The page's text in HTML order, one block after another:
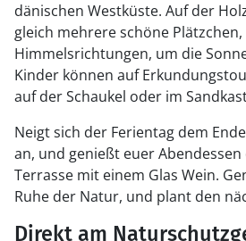
dänischen Westküste. Auf der
gleich mehrere schöne
Himmelsrichtungen, um die
Kinder können auf
auf der Schaukel oder im
Neigt sich der Ferientag dem
an, und genießt euer
Terrasse mit einem Glas Wein.
Ruhe der Natur, und plant den
Direkt am